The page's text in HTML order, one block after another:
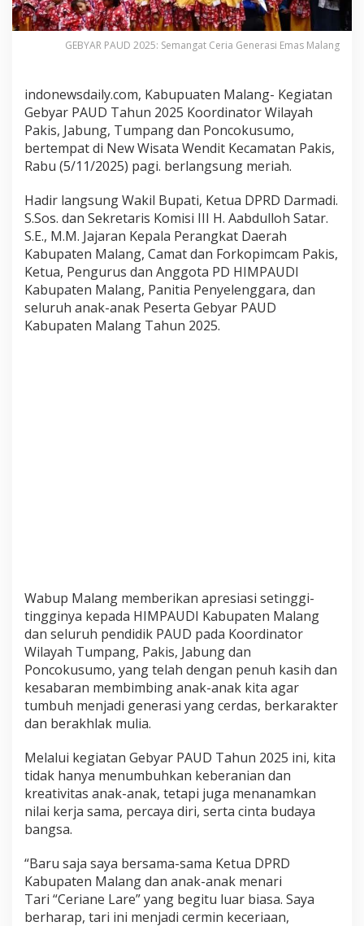
e
m
a
a
t
C
e
r
i
G
e
n
e
r
s
i
E
GEBYAR PAUD 2025: Semangat Ceria Generasi Emas Malang
indonewsdaily.com, Kabupuaten Malang- Kegiatan
Gebyar PAUD Tahun 2025 Koordinator Wilayah
Pakis, Jabung, Tumpang dan Poncokusumo,
bertempat di New Wisata Wendit Kecamatan Pakis,
Rabu (5/11/2025) pagi. berlangsung meriah.
Hadir langsung Wakil Bupati, Ketua DPRD Darmadi.
S.Sos. dan Sekretaris Komisi III H. Aabdulloh Satar.
S.E., M.M. Jajaran Kepala Perangkat Daerah
Kabupaten Malang, Camat dan Forkopimcam Pakis,
Ketua, Pengurus dan Anggota PD HIMPAUDI
Kabupaten Malang, Panitia Penyelenggara, dan
seluruh anak-anak Peserta Gebyar PAUD
Kabupaten Malang Tahun 2025.
Wabup Malang memberikan apresiasi setinggi-
tingginya kepada HIMPAUDI Kabupaten Malang
dan seluruh pendidik PAUD pada Koordinator
Wilayah Tumpang, Pakis, Jabung dan
Poncokusumo, yang telah dengan penuh kasih dan
kesabaran membimbing anak-anak kita agar
tumbuh menjadi generasi yang cerdas, berkarakter
dan berakhlak mulia.
Melalui kegiatan Gebyar PAUD Tahun 2025 ini, kita
tidak hanya menumbuhkan keberanian dan
kreativitas anak-anak, tetapi juga menanamkan
nilai kerja sama, percaya diri, serta cinta budaya
bangsa.
“Baru saja saya bersama-sama Ketua DPRD
Kabupaten Malang dan anak-anak menari
Tari “Ceriane Lare” yang begitu luar biasa. Saya
berharap, tari ini menjadi cermin keceriaan,